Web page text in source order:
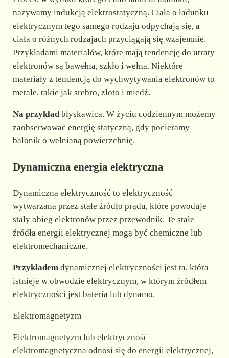
nazywamy indukcją elektrostatyczną. Ciała o ładunku
elektrycznym tego samego rodzaju odpychają się, a
ciała o różnych rodzajach przyciągają się wzajemnie.
Przykładami materiałów, które mają tendencję do utraty
elektronów są bawełna, szkło i wełna. Niektóre
materiały z tendencją do wychwytywania elektronów to
metale, takie jak srebro, złoto i miedź.
Na przykładbłyskawica. W życiu codziennym możemy
zaobserwować energię statyczną, gdy pocieramy
balonik o wełnianą powierzchnię.
Dynamiczna energia elektryczna
Dynamiczna elektryczność to elektryczność
wytwarzana przez stałe źródło prądu, które powoduje
stały obieg elektronów przez przewodnik. Te stałe
źródła energii elektrycznej mogą być chemiczne lub
elektromechaniczne.
Przykładem dynamicznej elektryczności jest ta, która
istnieje w obwodzie elektrycznym, w którym źródłem
elektryczności jest bateria lub dynamo.
Elektromagnetyzm
Elektromagnetyzm lub elektryczność
elektromagnetyczna odnosi się do energii elektrycznej,